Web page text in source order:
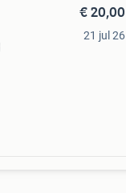
€ 20,00
21 jul 26